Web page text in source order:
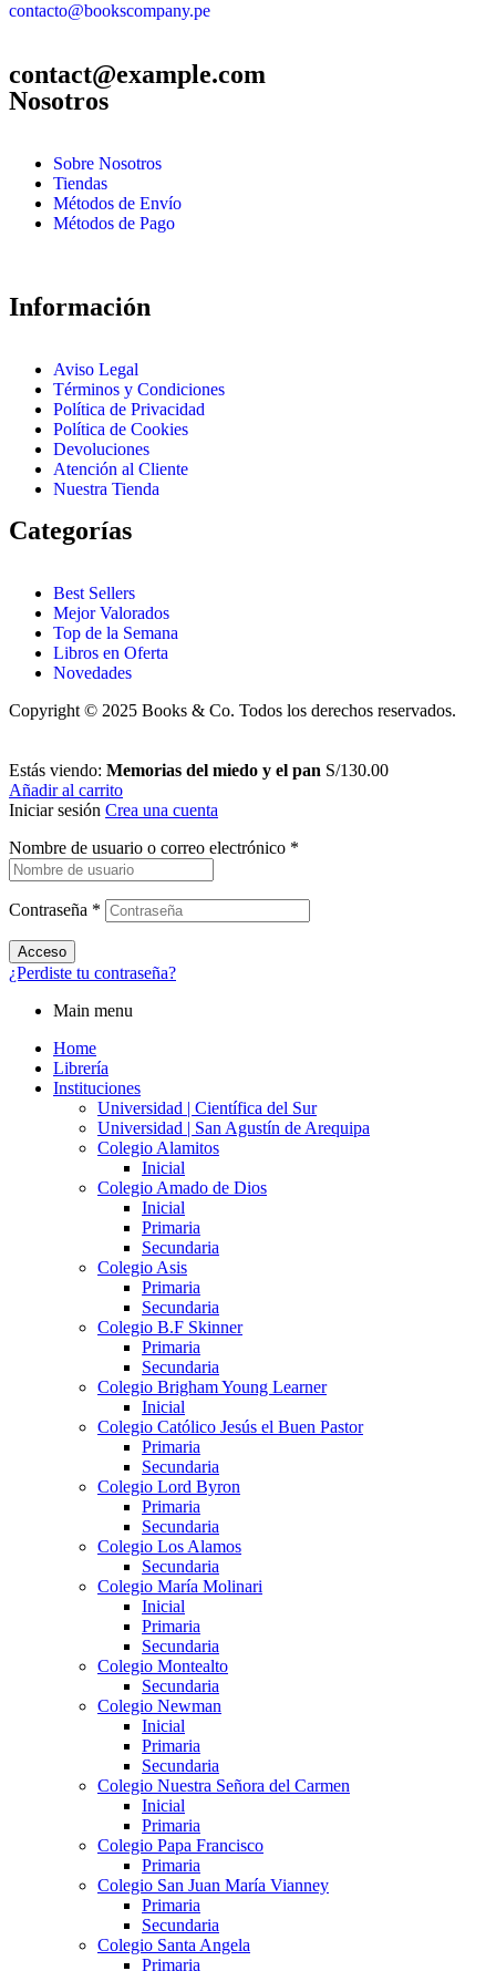
contacto@bookscompany.pe
contact@example.com
Nosotros
Sobre Nosotros
Tiendas
Métodos de Envío
Métodos de Pago
Información
Aviso Legal
Términos y Condiciones
Política de Privacidad
Política de Cookies
Devoluciones
Atención al Cliente
Nuestra Tienda
Categorías
Best Sellers
Mejor Valorados
Top de la Semana
Libros en Oferta
Novedades
Copyright © 2025 Books & Co. Todos los derechos reservados.
Estás viendo: Memorias del miedo y el pan S/130.00
Añadir al carrito
Iniciar sesión Crea una cuenta
Nombre de usuario o correo electrónico *
Contraseña *
Acceso
¿Perdiste tu contraseña?
Main menu
Home
Librería
Instituciones
Universidad | Científica del Sur
Universidad | San Agustín de Arequipa
Colegio Alamitos
Inicial
Colegio Amado de Dios
Inicial
Primaria
Secundaria
Colegio Asis
Primaria
Secundaria
Colegio B.F Skinner
Primaria
Secundaria
Colegio Brigham Young Learner
Inicial
Colegio Católico Jesús el Buen Pastor
Primaria
Secundaria
Colegio Lord Byron
Primaria
Secundaria
Colegio Los Alamos
Secundaria
Colegio María Molinari
Inicial
Primaria
Secundaria
Colegio Montealto
Secundaria
Colegio Newman
Inicial
Primaria
Secundaria
Colegio Nuestra Señora del Carmen
Inicial
Primaria
Colegio Papa Francisco
Primaria
Colegio San Juan María Vianney
Primaria
Secundaria
Colegio Santa Angela
Primaria